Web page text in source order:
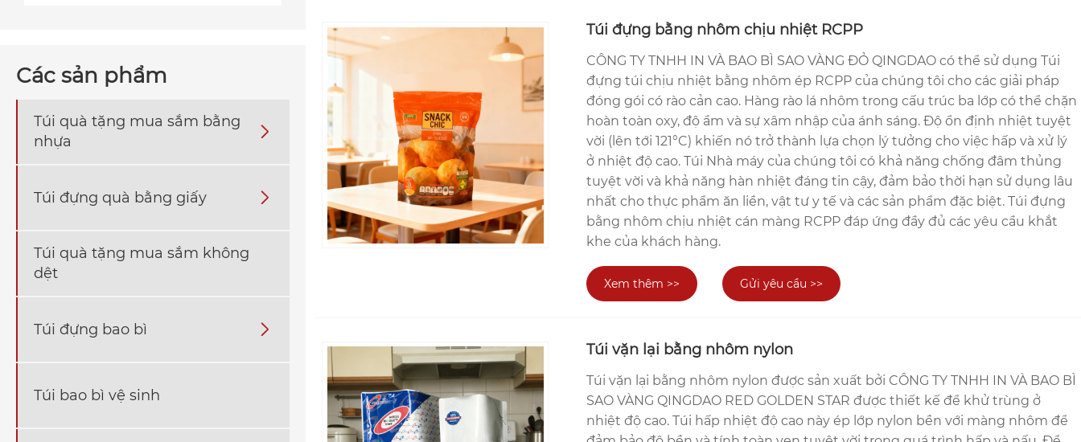
Các sản phẩm
Túi quà tặng mua sắm bằng
nhựa

Túi đựng quà bằng giấy 
Túi quà tặng mua sắm không
dệt
Túi đựng bao bì 
Túi bao bì vệ sinh
Túi đựng bằng nhôm chịu nhiệt RCPP
CÔNG TY TNHH IN VÀ BAO BÌ SAO VÀNG ĐỎ QINGDAO có thể sử dụng Túi
đựng túi chịu nhiệt bằng nhôm ép RCPP của chúng tôi cho các giải pháp
đóng gói có rào cản cao. Hàng rào lá nhôm trong cấu trúc ba lớp có thể chặn
hoàn toàn oxy, độ ẩm và sự xâm nhập của ánh sáng. Độ ổn định nhiệt tuyệt
vời (lên tới 121°C) khiến nó trở thành lựa chọn lý tưởng cho việc hấp và xử lý
ở nhiệt độ cao. Túi Nhà máy của chúng tôi có khả năng chống đâm thủng
tuyệt vời và khả năng hàn nhiệt đáng tin cậy, đảm bảo thời hạn sử dụng lâu
nhất cho thực phẩm ăn liền, vật tư y tế và các sản phẩm đặc biệt. Túi đựng
bằng nhôm chịu nhiệt cán màng RCPP đáp ứng đầy đủ các yêu cầu khắt
khe của khách hàng.
Xem thêm >> Gửi yêu cầu >>
Túi vặn lại bằng nhôm nylon
Túi vặn lại bằng nhôm nylon được sản xuất bởi CÔNG TY TNHH IN VÀ BAO BÌ
SAO VÀNG QINGDAO RED GOLDEN STAR được thiết kế để khử trùng ở
nhiệt độ cao. Túi hấp nhiệt độ cao này ép lớp nylon bền với màng nhôm để